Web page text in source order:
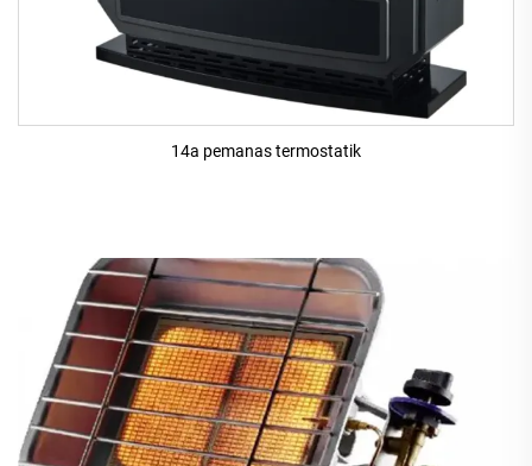
14a pemanas termostatik